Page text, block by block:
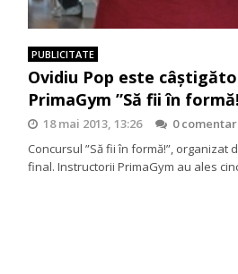
PUBLICITATE
Ovidiu Pop este
PrimaGym ”Să fii în
18 mai 2013, 13:26
0
Concursul ”Să fii în formă!”, organizat
final. Instructorii PrimaGym au ales